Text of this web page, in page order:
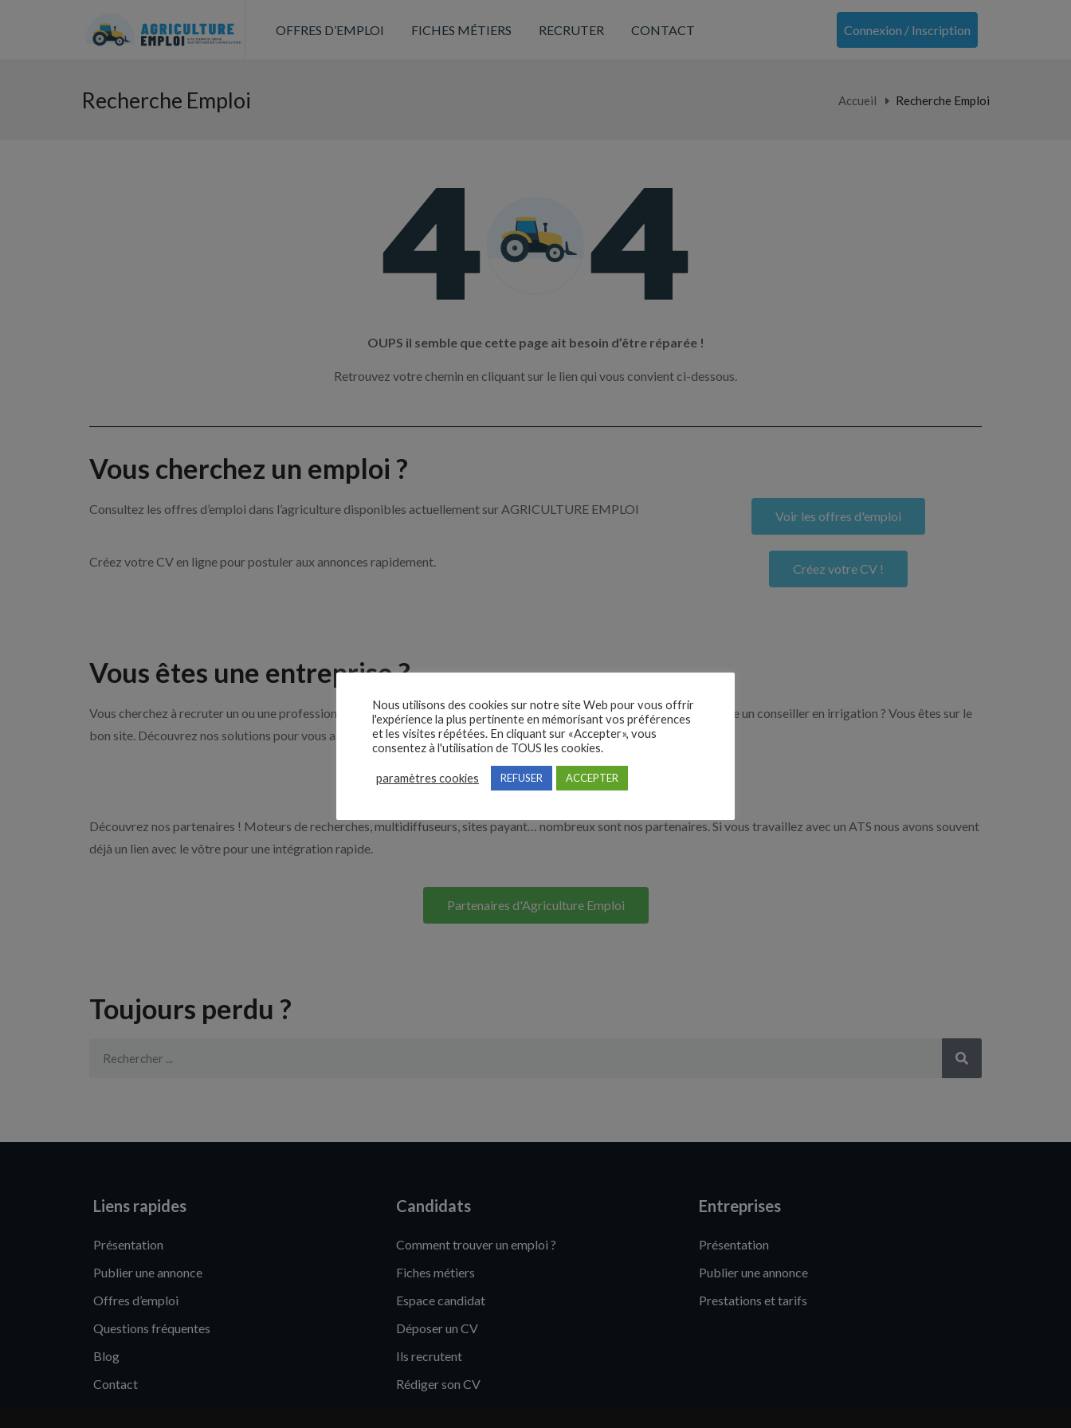
OFFRES D’EMPLOI FICHES MÉTIERS RECRUTER CONTACT Connexion / Inscription
Recherche Emploi Accueil Recherche Emploi
OUPS il semble que cette page ait besoin d’être réparée !
Retrouvez votre chemin en cliquant sur le lien qui vous convient ci-dessous.
Vous cherchez un emploi ?
Consultez les offres d’emploi dans l’agriculture disponibles actuellement sur AGRICULTURE EMPLOI Voir les offres d'emploi
Créez votre CV en ligne pour postuler aux annonces rapidement. Créez votre CV !
Vous êtes une entreprise ?
Vous cherchez à recruter un ou une professionnelle de l’agriculture par exemple un tractoriste, un arboriculteur ou encore un conseiller en irrigation ? Vous êtes sur le
bon site. Découvrez nos solutions pour vous aider à recruter en cliquant sur le bouton ci-dessous.
Nos solutions entreprises
Découvrez nos partenaires ! Moteurs de recherches, multidiffuseurs, sites payant… nombreux sont nos partenaires. Si vous travaillez avec un ATS nous avons souvent
déjà un lien avec le vôtre pour une intégration rapide.
Partenaires d'Agriculture Emploi
Toujours perdu ?
Liens rapides
Présentation
Publier une annonce
Offres d’emploi
Questions fréquentes
Blog
Contact
Candidats
Comment trouver un emploi ?
Fiches métiers
Espace candidat
Déposer un CV
Ils recrutent
Rédiger son CV
Entreprises
Présentation
Publier une annonce
Prestations et tarifs
Nous utilisons des cookies sur notre site Web pour vous offrir
l'expérience la plus pertinente en mémorisant vos préférences
et les visites répétées. En cliquant sur «Accepter», vous
consentez à l'utilisation de TOUS les cookies.
paramètres cookies REFUSER ACCEPTER